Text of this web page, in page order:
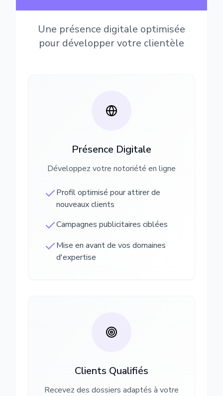
Une présence digitale optimisée
pour développer votre clientèle
Présence Digitale
Développez votre notoriété en ligne
Profil optimisé pour attirer de
nouveaux clients
Campagnes publicitaires ciblées
Mise en avant de vos domaines
d'expertise
Clients Qualifiés
Recevez des dossiers adaptés à votre